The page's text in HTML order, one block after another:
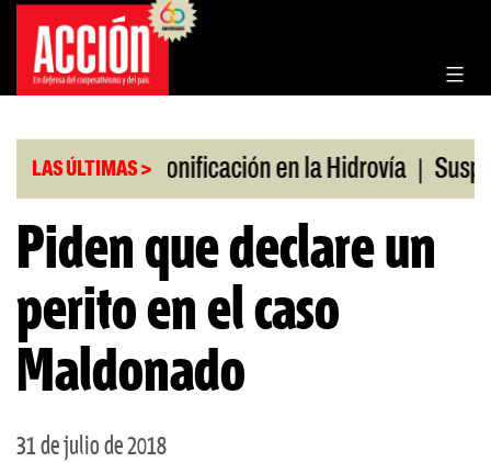
Saltar
contenido
LAS ÚLTIMAS >
en julio | Bonificación en la Hidrovía |
Piden que declare un
perito en el caso
Maldonado
31 de julio de 2018